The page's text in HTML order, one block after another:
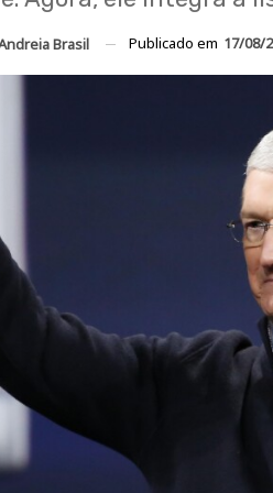
Brasil Publicado em 17/08/